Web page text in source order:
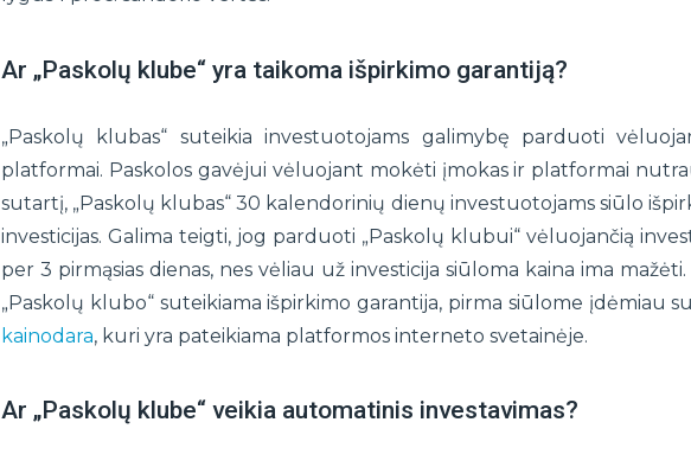
Ar „Paskolų klube“ yra taikoma išpirkimo garantiją?
„Paskolų klubas“ suteikia investuotojams galimybę parduoti
platformai. Paskolos gavėjui vėluojant mokėti įmokas ir platformai
sutartį, „Paskolų klubas“ 30 kalendorinių dienų investuotojams siūlo
investicijas. Galima teigti, jog parduoti „Paskolų klubui“ vėluojančią
per 3 pirmąsias dienas, nes vėliau už investicija siūloma kaina ima
„Paskolų klubo“ suteikiama išpirkimo garantija, pirma siūlome įdėmiau
kainodara, kuri yra pateikiama platformos interneto svetainėje.
Ar „Paskolų klube“ veikia automatinis investavimas?